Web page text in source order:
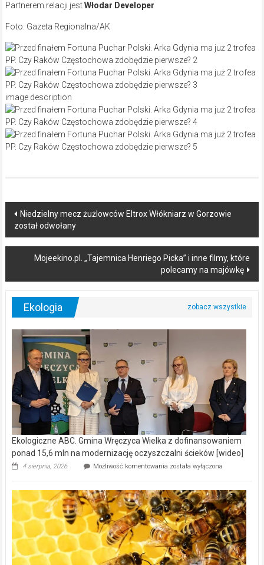
Partnerem relacji jestWłodar Developer
Foto: Gazeta Regionalna/AK
image description
Post
navigation
Niedzielny mecz żużlowców Eltrox Włókniarz w Gorzowie
został odwołany
Mojeekino.pl. „Tajemnica Henriego Picka” i inne filmy, które
polecamy na majówkę
Ekologia
Ekologiczne ABC. Gmina Wręczyca Wielka z dofinansowaniem
ponad 15,6 mln na modernizację oczyszczalni ścieków [wideo]
4 sierpnia, 2026 Możliwość komentowania Ekologiczne
Wręczyca
Wielka
z
dofinansowaniem
ponad
15,6
mln
na
została wyłączona